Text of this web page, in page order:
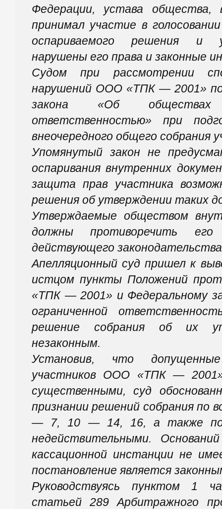
Федерации, устава
принимал участие в
оспариваемого решения и
нарушены его права и законные
Судом при рассмотрении
нарушений ООО «ТПК — 2001»
закона «Об обществах
ответственностью» при
внеочередного общего собрания
Упомянутый закон не
оспаривания внутренних
защита прав участника
решения об утверждении таких
Утверждаемые обществом
должны противоречить
действующего
Апелляционный суд пришел к
истцом пункты Положений
«ТПК — 2001» и Федеральному
ограниченной
решение собрания об их
незаконным.
Установив, что
участников ООО «ТПК —
существенными, суд
признании решений собрания по
— 7, 10 — 14, 16, а также по
недействительными.
кассационной инстанции не
постановление является
Руководствуясь пунктом 1
статьей 289 Арбитражного